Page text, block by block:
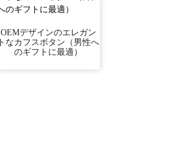
OEMデザインのエレガン
トなカフスボタン（男性へ
のギフトに最適）